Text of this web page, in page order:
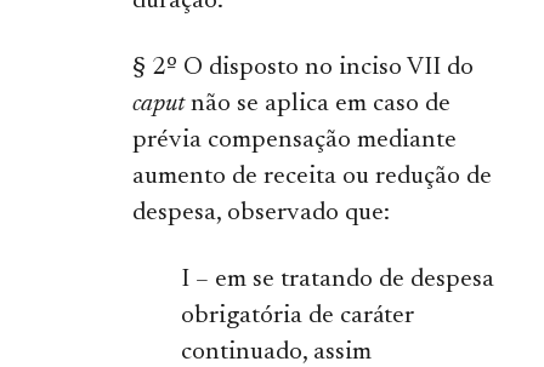
§ 2º O disposto no inciso VII do
caputnão se aplica em caso de
prévia compensação mediante
aumento de receita ou redução de
despesa, observado que:
I – em se tratando de despesa
obrigatória de caráter
continuado, assim